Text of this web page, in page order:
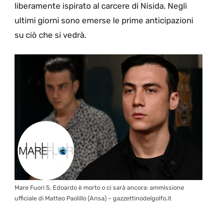
liberamente ispirato al carcere di Nisida. Negli
ultimi giorni sono emerse le prime anticipazioni
su ciò che si vedrà.
Mare Fuori 5, Edoardo è morto o ci sarà ancora: ammissione
ufficiale di Matteo Paolillo (Ansa) – gazzettinodelgolfo.it